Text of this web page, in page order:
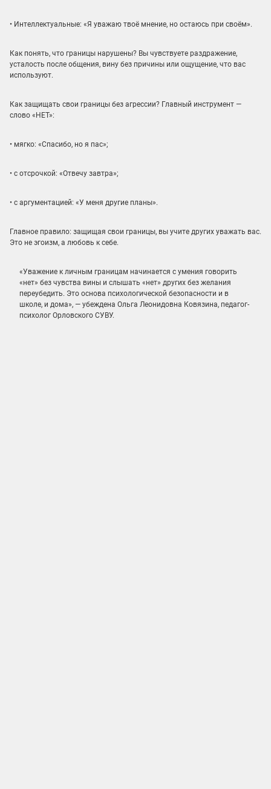
• Интеллектуальные: «Я уважаю твоё мнение, но остаюсь при своём».
Как понять, что границы нарушены? Вы чувствуете раздражение,
усталость после общения, вину без причины или ощущение, что вас
используют.
Как защищать свои границы без агрессии? Главный инструмент —
слово «НЕТ»:
• мягко: «Спасибо, но я пас»;
• с отсрочкой: «Отвечу завтра»;
• с аргументацией: «У меня другие планы».
Главное правило: защищая свои границы, вы учите других уважать вас.
Это не эгоизм, а любовь к себе.
«Уважение к личным границам начинается с умения говорить
«нет» без чувства вины и слышать «нет» других без желания
переубедить. Это основа психологической безопасности и в
школе, и дома», — убеждена Ольга Леонидовна Ковязина, педагог-
психолог Орловского СУВУ.